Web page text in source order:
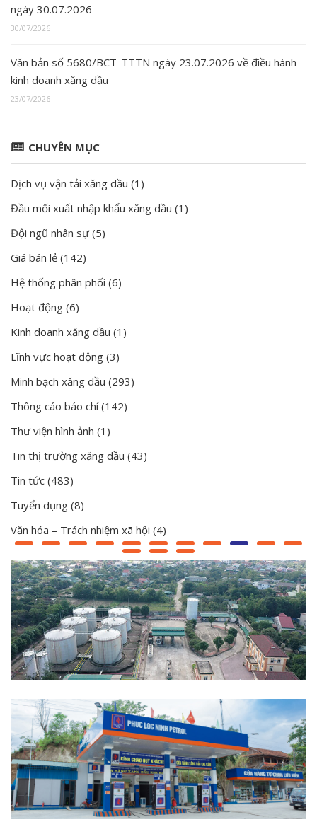
ngày 30.07.2026
30/07/2026
Văn bản số 5680/BCT-TTTN ngày 23.07.2026 về điều hành
kinh doanh xăng dầu
23/07/2026
CHUYÊN MỤC
Dịch vụ vận tải xăng dầu (1)
Đầu mối xuất nhập khẩu xăng dầu (1)
Đội ngũ nhân sự(5)
Giá bán lẻ (142)
Hệ thống phân phối (6)
Hoạt động (6)
Kinh doanh xăng dầu (1)
Lĩnh vực hoạt động (3)
Minh bạch xăng dầu (293)
Thông cáo báo chí(142)
Thư viện hình ảnh (1)
Tin thị trường xăng dầu (43)
Tin tức (483)
Tuyển dụng (8)
Văn hóa – Trách nhiệm xã hội (4)